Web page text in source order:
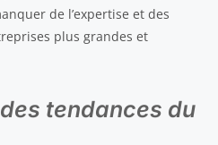
de l’expertise et des
plus grandes et
tendances du